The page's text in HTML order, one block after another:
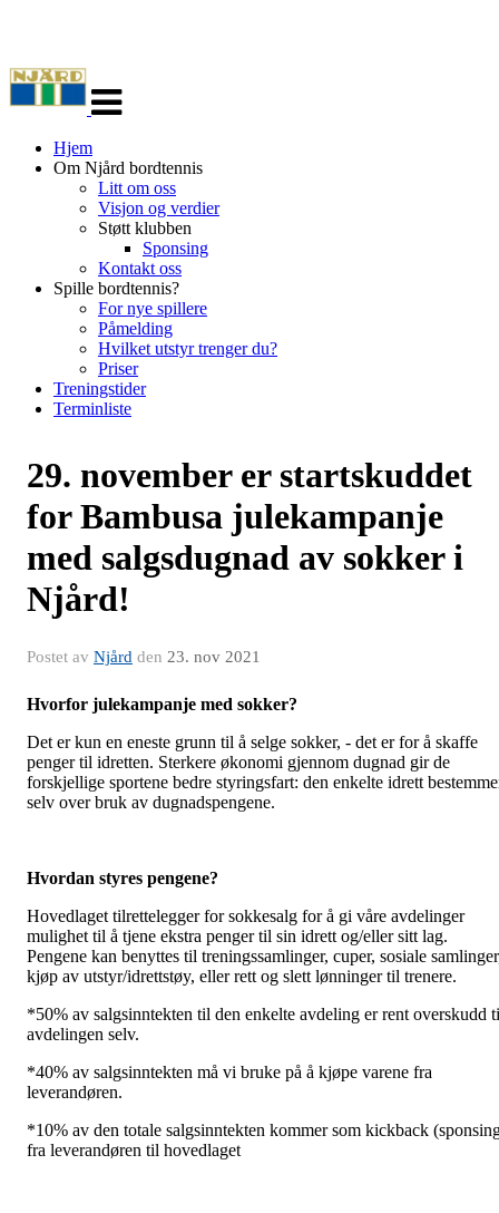
navigasjon
Hjem
Om Njård bordtennis
Litt om oss
Visjon og verdier
Støtt klubben
Sponsing
Kontakt oss
Spille bordtennis?
For nye spillere
Påmelding
Hvilket utstyr trenger du?
Priser
Treningstider
Terminliste
29. november er startskuddet
for Bambusa julekampanje
med salgsdugnad av sokker i
Njård!
Postet av Njård den 23. nov 2021
Hvorfor julekampanje med sokker?
Det er kun en eneste grunn til å selge sokker, - det er for å skaffe
penger til idretten. Sterkere økonomi gjennom dugnad gir de
forskjellige sportene bedre styringsfart: den enkelte idrett
selv over bruk av dugnadspengene.
Hvordan styres pengene?
Hovedlaget tilrettelegger for sokkesalg for å gi våre avdelinger
mulighet til å tjene ekstra penger til sin idrett og/eller sitt lag.
Pengene kan benyttes til treningssamlinger, cuper, sosiale
kjøp av utstyr/idrettstøy, eller rett og slett lønninger til trenere.
*50% av salgsinntekten til den enkelte avdeling er rent overskudd
avdelingen selv.
*40% av salgsinntekten må vi bruke på å kjøpe varene fra
leverandøren.
*10% av den totale salgsinntekten kommer som kickback
fra leverandøren til hovedlaget